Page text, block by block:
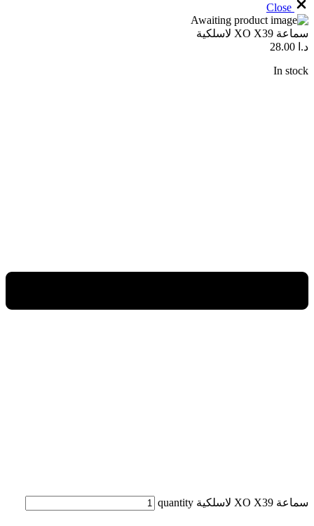
Close
سماعة XO X39 لاسلكية
د.ا
In stock
سماعة XO X39 لاسلكية quantity